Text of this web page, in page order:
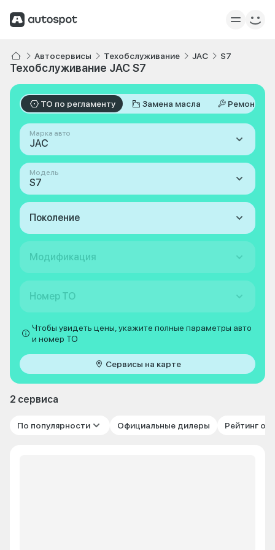
Автосервисы Техобслуживание JAC S7
Техобслуживание JAC S7
ТО по регламенту Замена масла Ремонт
Марка авто
JAC
Модель
S7
Поколение
Модификация
Номер ТО
Чтобы увидеть цены, укажите полные параметры авто
и номер ТО
Сервисы на карте
2 сервиса
По популярности Официальные дилеры Рейтинг